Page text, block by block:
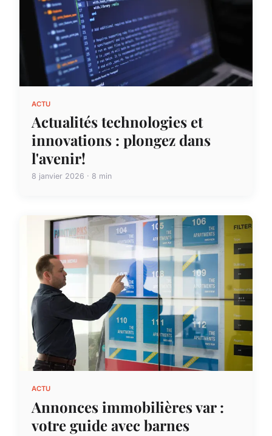
ACTU
Actualités technologies et
innovations : plongez dans
l'avenir!
8 janvier 2026 · 8 min
ACTU
Annonces immobilières var :
votre guide avec barnes